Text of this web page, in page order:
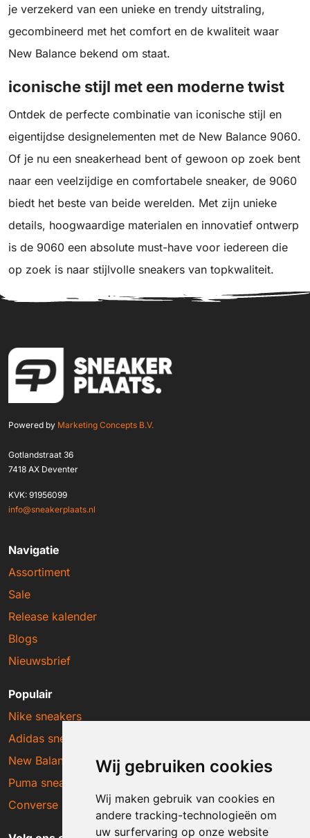
Wij gebruiken cookies
Wij maken gebruik van cookies en
andere tracking-technologieën om
uw surfervaring op onze website
je verzekerd van een unieke en trendy uitstraling,
gecombineerd met het comfort en de kwaliteit waar
New Balance bekend om staat.
iconische stijl met een moderne twist
Ontdek de perfecte combinatie van iconische stijl en
eigentijdse designelementen met de New Balance 9060.
Of je nu een sneakerhead bent of gewoon op zoek bent
naar een veelzijdige en comfortabele sneaker, de 9060
biedt het beste van beide werelden. Met zijn unieke
details, hoogwaardige materialen en innovatief ontwerp
is de 9060 een absolute must-have voor iedereen die
op zoek is naar stijlvolle sneakers van topkwaliteit.
Powered by Marketing Concepts B.V.
Gotlandstraat 36
7418 AX Deventer
KVK: 91956099
info@sneakerplaats.nl
Navigatie
Assortiment
Sale
Release kalender
Blogs
Nieuwsbrief
Populair
Nike sneakers
Adidas sneakers
New Balance sneakers
Puma sneakers
Converse sneakers